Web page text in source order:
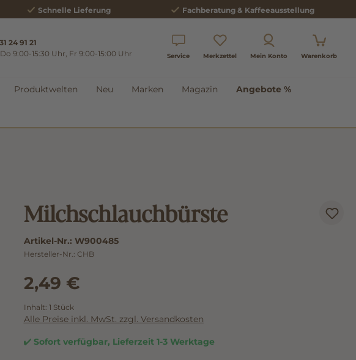
Schnelle Lieferung Fachberatung & Kaffeeausstellung
24 91 21
9:00-15:30 Uhr, Fr 9:00-15:00 Uhr
Service Merkzettel Mein Konto Warenkorb
Produktwelten Neu Marken Magazin Angebote %
Milchschlauchbürste
Artikel-Nr.: W900485
Hersteller-Nr.: CHB
2,49 €
Inhalt: 1 Stück
Alle Preise inkl. MwSt. zzgl. Versandkosten
Sofort verfügbar, Lieferzeit 1-3 Werktage